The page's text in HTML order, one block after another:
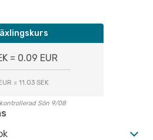
= 0.09 EUR
= 11.03 SEK
Sön 9/08